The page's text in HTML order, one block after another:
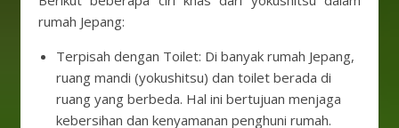
rumah Jepang:
Terpisah dengan Toilet: Di banyak rumah Jepang,
ruang mandi (yokushitsu) dan toilet berada di
ruang yang berbeda. Hal ini bertujuan menjaga
kebersihan dan kenyamanan penghuni rumah.